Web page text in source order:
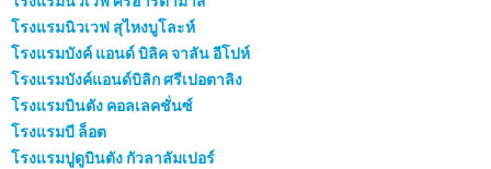
โรงแรมนิวเวฟ สุไหงบูโละห์
โรงแรมบังค์ แอนด์ บิลิค จาลัน อีโปห์
โรงแรมบังค์แอนด์บิลิก ศรีเปอตาลิง
โรงแรมบินตัง คอลเลคชั่นซ์
โรงแรมบี ล็อต
โรงแรมปูดูบินตัง กัวลาลัมเปอร์